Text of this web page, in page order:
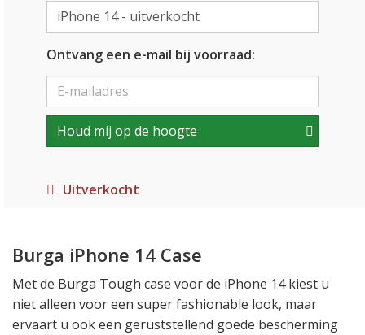
Ontvang een e-mail bij voorraad:
Houd mij op de hoogte
Uitverkocht
Burga iPhone 14 Case
Met de Burga Tough case voor de iPhone 14 kiest u
niet alleen voor een super fashionable look, maar
ervaart u ook een geruststellend goede bescherming